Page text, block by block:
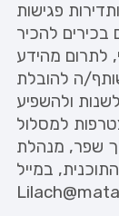
בכירים להכיר
לתרום מהידע
שותף/ה להובלת
ולהשפיע
למסלול
שפר, מנהלת
התוכנית, במייל: